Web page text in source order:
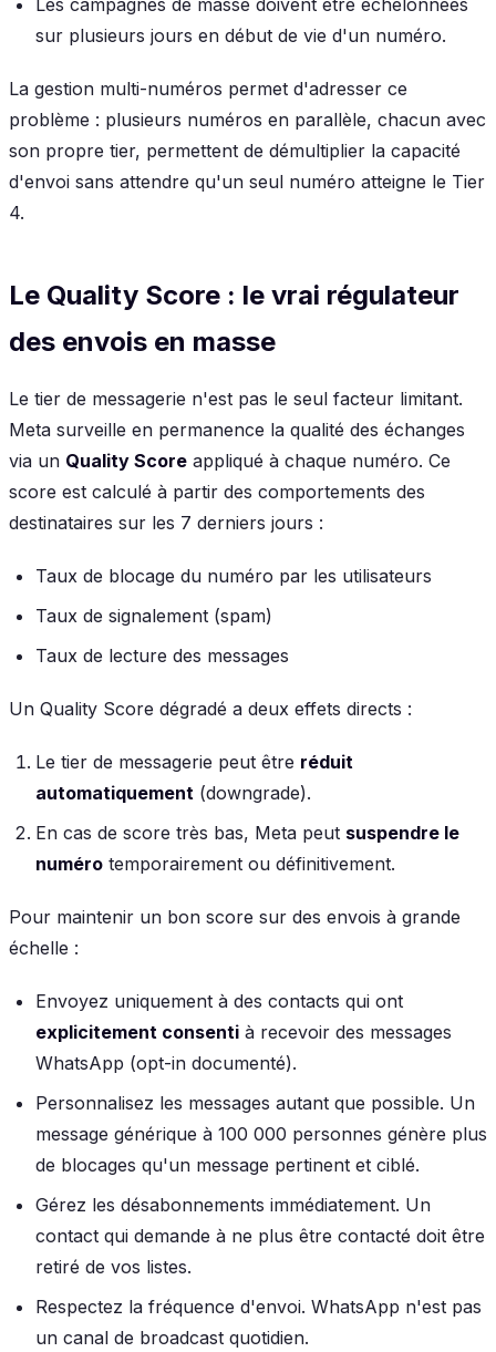
sur plusieurs jours en début de vie d'un numéro.
La gestion multi-numéros permet d'adresser ce
problème : plusieurs numéros en parallèle, chacun avec
son propre tier, permettent de démultiplier la capacité
d'envoi sans attendre qu'un seul numéro atteigne le Tier
4.
Le Quality Score : le vrai régulateur
des envois en masse
Le tier de messagerie n'est pas le seul facteur limitant.
Meta surveille en permanence la qualité des échanges
via un Quality Score appliqué à chaque numéro. Ce
score est calculé à partir des comportements des
destinataires sur les 7 derniers jours :
Taux de blocage du numéro par les utilisateurs
Taux de signalement (spam)
Taux de lecture des messages
Un Quality Score dégradé a deux effets directs :
Le tier de messagerie peut être réduit
automatiquement (downgrade).
En cas de score très bas, Meta peut suspendre le
numéro temporairement ou définitivement.
Pour maintenir un bon score sur des envois à grande
échelle :
Envoyez uniquement à des contacts qui ont
explicitement consenti à recevoir des messages
WhatsApp (opt-in documenté).
Personnalisez les messages autant que possible. Un
message générique à 100 000 personnes génère plus
de blocages qu'un message pertinent et ciblé.
Gérez les désabonnements immédiatement. Un
contact qui demande à ne plus être contacté doit être
retiré de vos listes.
Respectez la fréquence d'envoi. WhatsApp n'est pas
un canal de broadcast quotidien.